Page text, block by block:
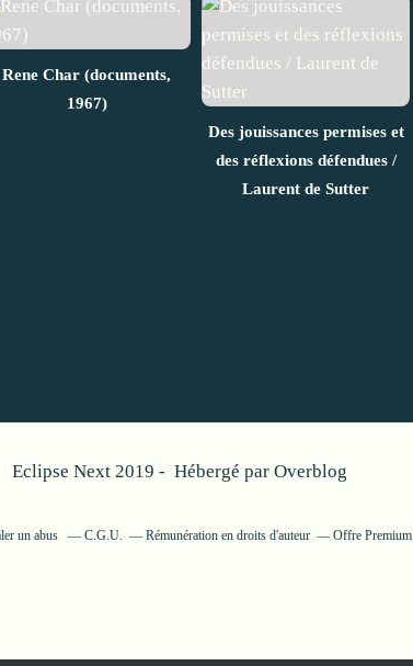
Rene Char (documents,
1967)
Des jouissances permises et
des réflexions défendues /
Laurent de Sutter
Eclipse Next 2019 - Hébergé par Overblog
un abus C.G.U. Rémunération en droits d'auteur Offre Premium